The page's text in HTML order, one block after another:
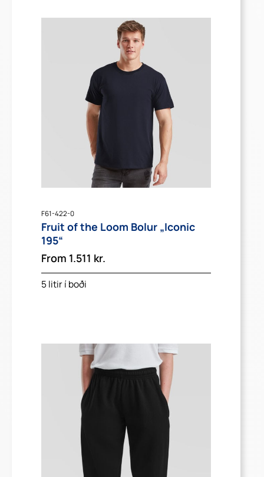
F61-422-0
Fruit of the Loom Bolur „Iconic
195“
From 1.511 kr.
5 litir í boði